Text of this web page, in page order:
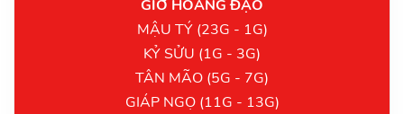
GIỜ HOÀNG ĐẠO
MẬU TÝ (23G - 1G)
KỶ SỬU (1G - 3G)
TÂN MÃO (5G - 7G)
GIÁP NGỌ (11G - 13G)